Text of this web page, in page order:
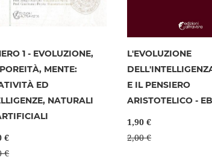
1 - EVOLUZIONE,
MENTE:
ED
NATURALI
€
€
L'EVOLUZIONE
E IL PENSIERO
ARISTOTELICO -
1,90 €
2,00 €